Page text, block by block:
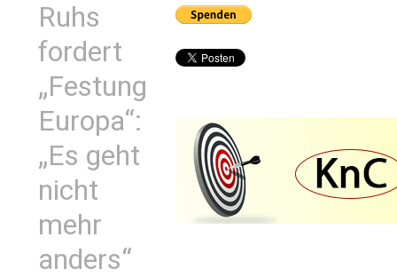
Ruhs
fordert
„Festung
Europa“:
„Es geht
nicht
mehr
anders“